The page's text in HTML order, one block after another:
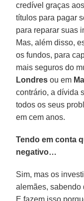
credível graças
títulos para pagar
para reparar suas
Mas, além disso,
os fundos, para
mais seguros do
Londres ou em
contrário, a dívida
todos os seus
em cem anos.
Tendo em conta
negativo…
Sim, mas os
alemães, sabendo
E fazem isso